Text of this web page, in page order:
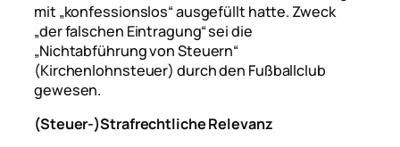
mit „konfessionslos“ ausgefüllt hatte. Zweck
„der falschen Eintragung“sei die
„Nichtabführung von Steuern“
(Kirchenlohnsteuer) durch den Fußballclub
gewesen.
(Steuer-)Strafrechtliche Relevanz